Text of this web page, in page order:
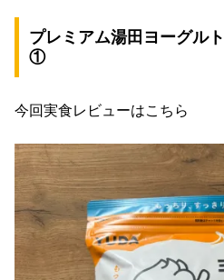
プレミアム湯田ヨーグルト
①
今回実食レビューはこちら